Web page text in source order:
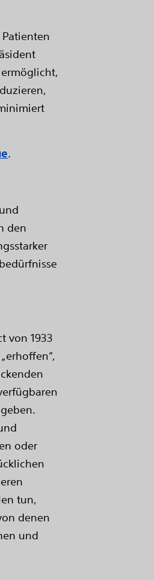
ermöglicht,
.
den
von 1933
oder
tun,
denen
und